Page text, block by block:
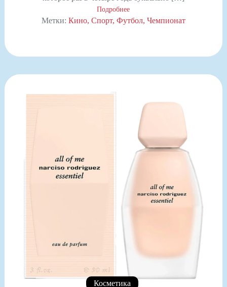
Подробнее
Метки: Кино Спорт Футбол Чемпионат
Косметика